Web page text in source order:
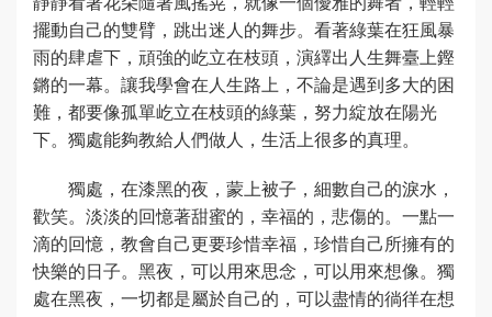
擺動自己的雙臂，跳出迷人的舞步。看著綠葉在狂風暴
雨的肆虐下，頑強的屹立在枝頭，演繹出人生舞臺上鏗
鏘的一幕。讓我學會在人生路上，不論是遇到多大的困
難，都要像孤單屹立在枝頭的綠葉，努力綻放在陽光
下。獨處能夠教給人們做人，生活上很多的真理。
獨處，在漆黑的夜，蒙上被子，細數自己的淚水，
歡笑。淡淡的回憶著甜蜜的，幸福的，悲傷的。一點一
滴的回憶，教會自己更要珍惜幸福，珍惜自己所擁有的
快樂的日子。黑夜，可以用來思念，可以用來想像。獨
處在黑夜，一切都是屬於自己的，可以盡情的徜徉在想